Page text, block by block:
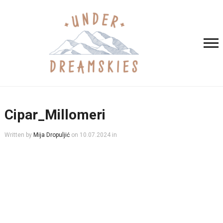
Cipar_Millomeri
Written by Mija Dropuljić on 10.07.2024 in